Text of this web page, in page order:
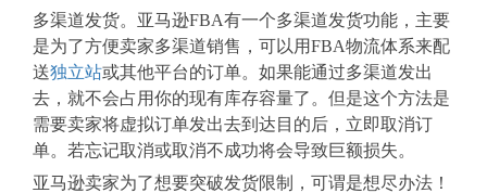
多渠道发货。 亚马逊FBA有一个多渠道发货功能，主要
是为了方便卖家多渠道销售，可以用FBA物流体系来配
送独立站或其他平台的订单。如果能通过多渠道发出
去，就不会占用你的现有库存容量了。但是这个方法是
需要卖家将虚拟订单发出去到达目的后，立即取消订
单。若忘记取消或取消不成功将会导致巨额损失。
亚马逊卖家为了想要突破发货限制，可谓是想尽办法！